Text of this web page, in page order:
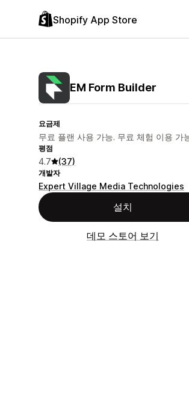
Shopify App Store
EM Form Builder
요금제
무료 플랜 사용 가능. 무료 체험 이용 가
평점
4.7 (37)
개발자
Expert Village Media Technologies
설치
데모 스토어 보기